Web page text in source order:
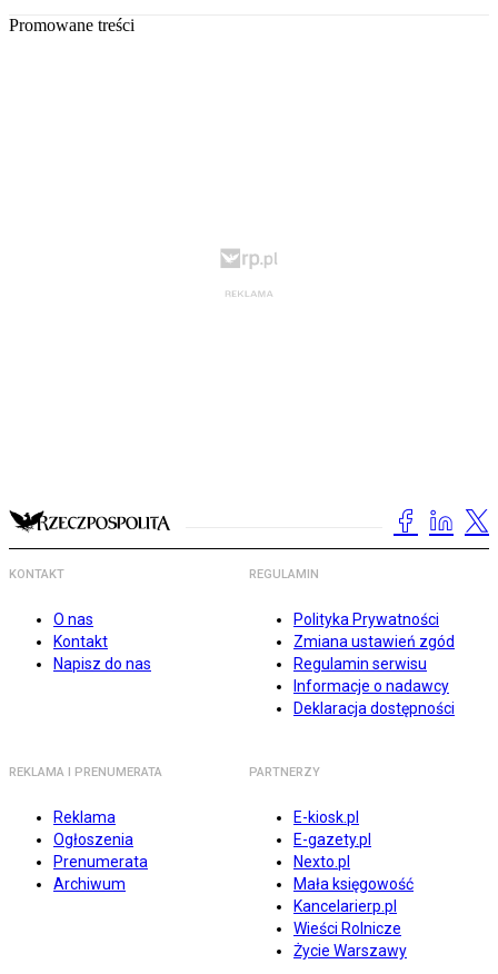
Promowane treści
KONTAKT
O nas
Kontakt
Napisz do nas
REGULAMIN
Polityka Prywatności
Zmiana ustawień zgód
Regulamin serwisu
Informacje o nadawcy
Deklaracja dostępności
REKLAMA I PRENUMERATA
Reklama
Ogłoszenia
Prenumerata
Archiwum
PARTNERZY
E-kiosk.pl
E-gazety.pl
Nexto.pl
Mała księgowość
Kancelarierp.pl
Wieści Rolnicze
Życie Warszawy